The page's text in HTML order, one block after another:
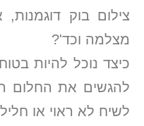
צילום בוק
מצלמה וכד'?
כיצד נוכל להיות
להגשים את החלום
לשיח לא ראוי או